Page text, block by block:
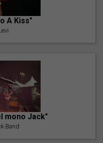
A Kiss"
mono Jack"
Band